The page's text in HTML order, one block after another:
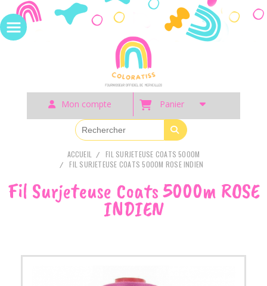
Mon compte Panier
ACCUEIL
FIL SURJETEUSE COATS 5000M
FIL SURJETEUSE COATS 5000M ROSE INDIEN
Fil Surjeteuse Coats 5000m ROSE
INDIEN
Panneau de gestion des cookies